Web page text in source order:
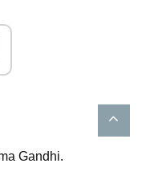
Gandhi.